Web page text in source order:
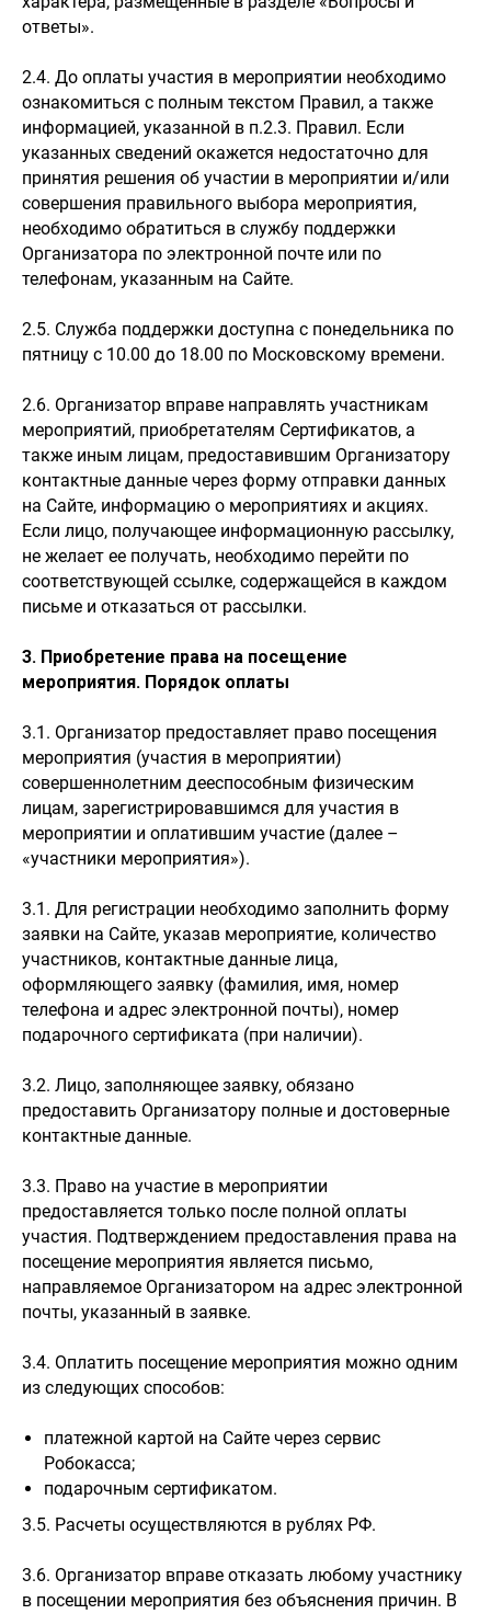
ответы».
2.4. До оплаты участия в мероприятии необходимо
ознакомиться с полным текстом Правил, а также
информацией, указанной в п.2.3. Правил. Если
указанных сведений окажется недостаточно для
принятия решения об участии в мероприятии и/или
совершения правильного выбора мероприятия,
необходимо обратиться в службу поддержки
Организатора по электронной почте или по
телефонам, указанным на Сайте.
2.5. Служба поддержки доступна с понедельника по
пятницу с 10.00 до 18.00 по Московскому времени.
2.6. Организатор вправе направлять участникам
мероприятий, приобретателям Сертификатов, а
также иным лицам, предоставившим Организатору
контактные данные через форму отправки данных
на Сайте, информацию о мероприятиях и акциях.
Если лицо, получающее информационную рассылку,
не желает ее получать, необходимо перейти по
соответствующей ссылке, содержащейся в каждом
письме и отказаться от рассылки.
3. Приобретение права на посещение
мероприятия. Порядок оплаты
3.1. Организатор предоставляет право посещения
мероприятия (участия в мероприятии)
совершеннолетним дееспособным физическим
лицам, зарегистрировавшимся для участия в
мероприятии и оплатившим участие (далее –
«участники мероприятия»).
3.1. Для регистрации необходимо заполнить форму
заявки на Сайте, указав мероприятие, количество
участников, контактные данные лица,
оформляющего заявку (фамилия, имя, номер
телефона и адрес электронной почты), номер
подарочного сертификата (при наличии).
3.2. Лицо, заполняющее заявку, обязано
предоставить Организатору полные и достоверные
контактные данные.
3.3. Право на участие в мероприятии
предоставляется только после полной оплаты
участия. Подтверждением предоставления права на
посещение мероприятия является письмо,
направляемое Организатором на адрес электронной
почты, указанный в заявке.
3.4. Оплатить посещение мероприятия можно одним
из следующих способов:
платежной картой на Сайте через сервис
Робокасса;
подарочным сертификатом.
3.5. Расчеты осуществляются в рублях РФ.
3.6. Организатор вправе отказать любому участнику
в посещении мероприятия без объяснения причин. В